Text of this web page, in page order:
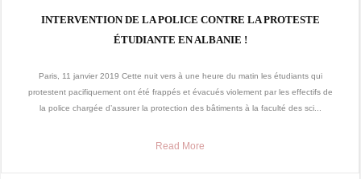
INTERVENTION DE LA POLICE CONTRE LA PROTESTE
ÉTUDIANTE EN ALBANIE !
Paris, 11 janvier 2019 Cette nuit vers à une heure du matin les étudiants qui
protestent pacifiquement ont été frappés et évacués violement par les effectifs de
la police chargée d’assurer la protection des bâtiments à la faculté des sci...
Read More